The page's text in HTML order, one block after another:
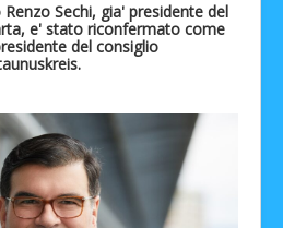
Sechi, gia' presidente del
e' stato riconfermato come
del consiglio